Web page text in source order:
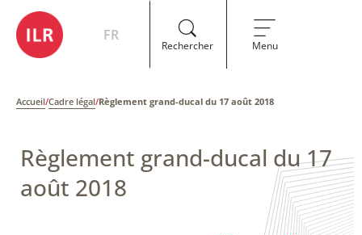
FR
Rechercher Menu
Accueil/Cadre légal/Règlement grand-ducal du 17 août 2018
Règlement grand-ducal du 17
août 2018